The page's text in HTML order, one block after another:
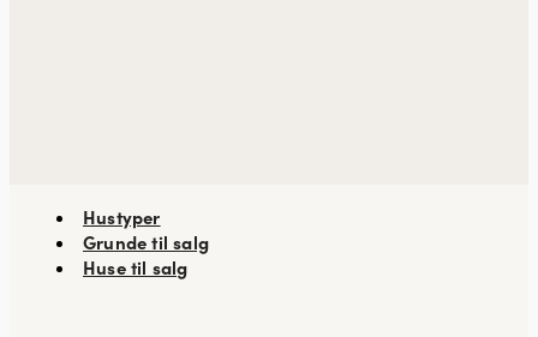
Hustyper
Grunde til salg
Huse til salg